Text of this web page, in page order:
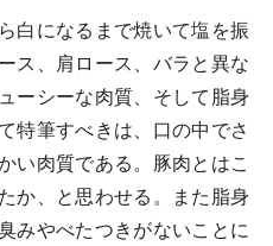
白になるまで焼いて塩を振
ス、肩ロース、バラと異な
ーシーな肉質、そして脂身
特筆すべきは、 口の中でさ
い肉質である。豚肉とはこ
か、と思わせる。また脂身
みやべたつきがないことに